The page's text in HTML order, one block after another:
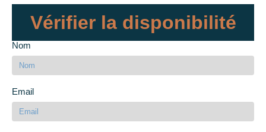
Vérifier la disponibilité
Nom
Email